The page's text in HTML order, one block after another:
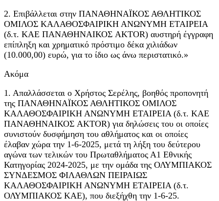
2. Επιβάλλεται στην ΠΑΝΑΘΗΝΑΪΚΟΣ ΑΘΛΗΤΙΚΟΣ
ΟΜΙΛΟΣ ΚΑΛΑΘΟΣΦΑΙΡΙΚΗ ΑΝΩΝΥΜΗ ΕΤΑΙΡΕΙΑ
(δ.τ. ΚΑΕ ΠΑΝΑΘΗΝΑΙΚΟΣ AKTOR) αυστηρή έγγραφη
επίπληξη και χρηματικό πρόστιμο δέκα χιλιάδων
(10.000,00) ευρώ, για το ίδιο ως άνω περιστατικό.»
Ακόμα
1. Απαλλάσσεται ο Χρήστος Σερέλης, βοηθός προπονητή
της ΠΑΝΑΘΗΝΑΪΚΟΣ ΑΘΛΗΤΙΚΟΣ ΟΜΙΛΟΣ
ΚΑΛΑΘΟΣΦΑΙΡΙΚΗ ΑΝΩΝΥΜΗ ΕΤΑΙΡΕΙΑ (δ.τ. ΚΑΕ
ΠΑΝΑΘΗΝΑΙΚΟΣ AKTOR) για δηλώσεις του οι οποίες
συνιστούν δυσφήμηση του αθλήματος και οι οποίες
έλαβαν χώρα την 1-6-2025, μετά τη λήξη του δεύτερου
αγώνα των τελικών του Πρωταθλήματος Α1 Εθνικής
Κατηγορίας 2024-2025, με την ομάδα της ΟΛΥΜΠΙΑΚΟΣ
ΣΥΝΔΕΣΜΟΣ ΦΙΛΑΘΛΩΝ ΠΕΙΡΑΙΩΣ
ΚΑΛΑΘΟΣΦΑΙΡΙΚΗ ΑΝΩΝΥΜΗ ΕΤΑΙΡΕΙΑ (δ.τ.
ΟΛΥΜΠΙΑΚΟΣ ΚΑΕ), που διεξήχθη την 1-6-25.